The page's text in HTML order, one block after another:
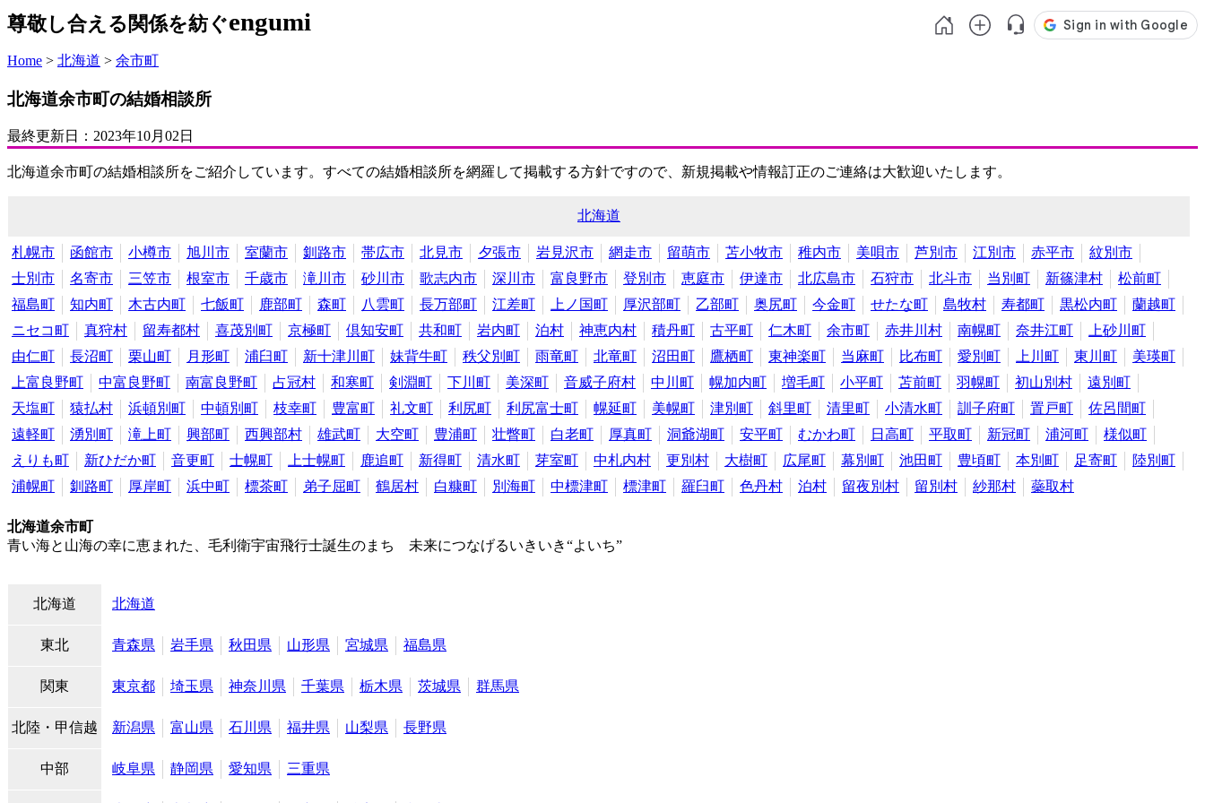
尊敬し合える関係を紡ぐengumi
Home > 北海道 > 余市町
北海道余市町の結婚相談所
最終更新日： 2023年10月02日
北海道余市町の結婚相談所をご紹介しています。すべての結婚相談所を網羅して掲載する方針ですので、新規掲載や情報訂正のご連絡は大歓迎いたします。
北海道
札幌市 函館市 小樽市 旭川市 室蘭市 釧路市 帯広市 北見市 夕張市 岩見沢市 網走市 留萌市 苫小牧市 稚内市 美唄市 芦別市 江別市 赤平市
紋別市
士別市
名寄市 三笠市 根室市 千歳市 滝川市 砂川市 歌志内市 深川市 富良野市 登別市 恵庭市 伊達市 北広島市 石狩市 北斗市 当別町 新篠津村
松前町
福島町
知内町 木古内町 七飯町 鹿部町 森町 八雲町 長万部町 江差町 上ノ国町 厚沢部町 乙部町 奥尻町 今金町 せたな町 島牧村 寿都町 黒松内町
蘭越町
ニセコ町
真狩村 留寿都村 喜茂別町 京極町 倶知安町 共和町 岩内町 泊村 神恵内村 積丹町 古平町 仁木町 余市町 赤井川村 南幌町 奈井江町
上砂川町
由仁町
長沼町 栗山町 月形町 浦臼町 新十津川町 妹背牛町 秩父別町 雨竜町 北竜町 沼田町 鷹栖町 東神楽町 当麻町 比布町 愛別町 上川町 東川町
美瑛町
上富良野町
中富良野町 南富良野町 占冠村 和寒町 剣淵町 下川町 美深町 音威子府村 中川町 幌加内町 増毛町 小平町 苫前町 羽幌町 初山別村
遠別町
天塩町
猿払村 浜頓別町 中頓別町 枝幸町 豊富町 礼文町 利尻町 利尻富士町 幌延町 美幌町 津別町 斜里町 清里町 小清水町 訓子府町 置戸町
佐呂間町
遠軽町
湧別町 滝上町 興部町 西興部村 雄武町 大空町 豊浦町 壮瞥町 白老町 厚真町 洞爺湖町 安平町 むかわ町 日高町 平取町 新冠町 浦河町
様似町
えりも町
新ひだか町 音更町 士幌町 上士幌町 鹿追町 新得町 清水町 芽室町 中札内村 更別村 大樹町 広尾町 幕別町 池田町 豊頃町 本別町 足寄町
陸別町
浦幌町
釧路町 厚岸町 浜中町 標茶町 弟子屈町 鶴居村 白糠町 別海町 中標津町 標津町 羅臼町 色丹村 泊村 留夜別村 留別村 紗那村 蘂取村
北海道余市町
青い海と山海の幸に恵まれた、毛利衛宇宙飛行士誕生のまち 未来につなげるいきいき“よいち”
北海道 北海道
東北 青森県 岩手県 秋田県 山形県 宮城県 福島県
関東 東京都 埼玉県 神奈川県 千葉県 栃木県 茨城県 群馬県
北陸・甲信越 新潟県 富山県 石川県 福井県 山梨県 長野県
中部 岐阜県 静岡県 愛知県 三重県